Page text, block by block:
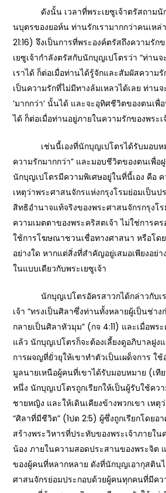
ดังนั้น เวลาที่พระเยซูเจ้าตรัสถามนัก
นบุตรของยอห์น ท่านรักเรามากกว่าคนเหล่
21:16) จึงเป็นการที่พระองค์ตรัสถึงความรัก
เยซูเจ้ากำลังตรัสกับนักบุญเปโตรว่า “ท่าน
เราได้ ก็ต่อเมื่อท่านได้รู้จักและสัมผัสความ
เป็นความรักที่ไม่มีทางล้มเหลวได้เลย ท่าน
‘มากกว่า’ นั้นได้ และจะอุทิศชีวิตของตนเ
ได้ ก็ต่อเมื่อท่านอยู่ภายในความรักของพระเ
เช่นนี้เองที่นักบุญเปโตรได้รับมอบหม
ความรักมากกว่า” และมอบชีวิตของตนเพื่อ
นักบุญเปโตรมีความพิเศษอยู่ในที่นี้เอง คือ
เหตุว่าพระศาสนจักรแห่งกรุงโรมย่อมเป็น
สิทธิอำนาจแท้จริงของพระศาสนจักรกรุงโ
ความเมตตาของพระคริสตเจ้า ไม่ใช่การค
ใช้การโฆษณาชวนเชื่อทางศาสนา หรือโด
อย่างใด หากแต่สิ่งที่สำคัญอยู่เสมอเพียงอย่
ในแบบเดียวกับพระเยซูเจ้า
นักบุญเปโตรอัครสาวกได้กล่าวกับเร
เจ้า “ทรงเป็นศิลาซึ่งท่านทั้งหลายผู้เป็นช่า
กลายเป็นศิลาหัวมุม” (กจ 4:11) และเมื่อพร
แล้ว นักบุญเปโตรก็จะต้องเลี้ยงดูอภิบาลฝูง
การผจญที่ยั่วยุให้เขาทำตัวเป็นเผด็จการ ใ
มูลนายเหนือผู้คนที่เขาได้รับมอบหมาย (เที
หนึ่ง นักบุญเปโตรถูกเรียกให้เป็นผู้รับใช้คว
ชายหญิง และให้เดินเคียงข้างพวกเขา เหตุ
“ศิลาที่มีชีวิต” (1ปต 2:5) ผู้ซึ่งถูกเรียกโดยอ
สร้างพระวิหารที่ประทับของพระเจ้าภายใ
น้อง ภายในความสอดประสานของพระจิต
ของผู้คนที่หลากหลาย ดังที่นักบุญเอากุสตินไ
ศาสนจักรย่อมประกอบด้วยผู้คนทุกคนที่มีค